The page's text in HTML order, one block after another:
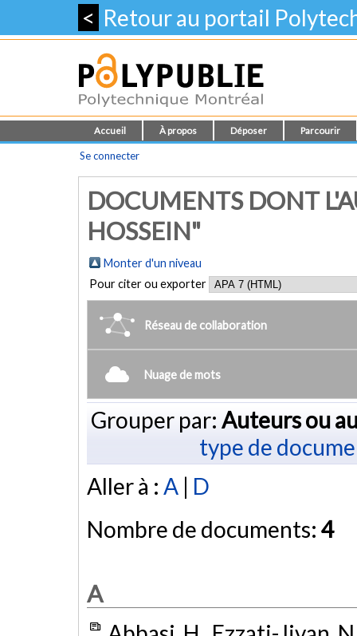
< Retour au portail
Accueil À propos Déposer Parcourir
Se connecter
DOCUMENTS DONT
HOSSEIN"
Monter d'un niveau
Pour citer ou exporter
Réseau de collaboration
Nuage de mots
Grouper par: Auteurs ou
type de
Aller à : A | D
Nombre de documents: 4
A